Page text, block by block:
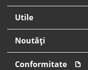
Utile
Noutăți
Conformitate